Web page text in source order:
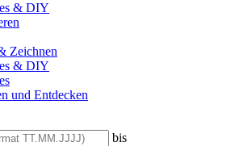
& DIY
Zeichnen
& DIY
und Entdecken
bis